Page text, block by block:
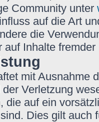
Community unter
auf die Art
die
auf Inhalte
mit Ausnahme
Verletzung
die auf ein
Dies gilt auch